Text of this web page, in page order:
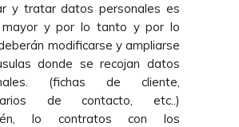
y tratar datos personales es
mayor y por lo tanto y por lo
modificarse y ampliarse
donde se recojan datos
(fichas de cliente,
de contacto, etc..)
lo contratos con los